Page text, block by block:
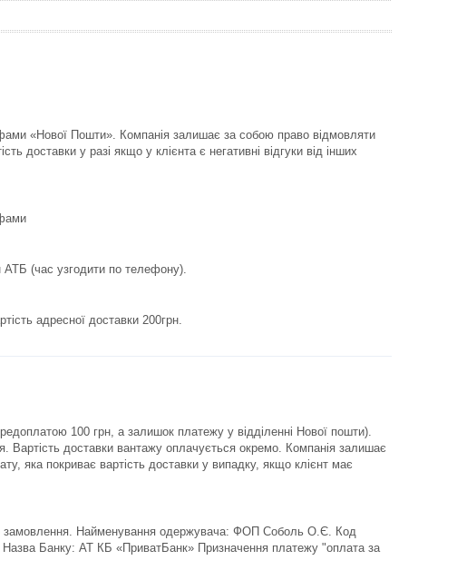
«Нової Пошти». Компанія залишає за собою право відмовляти
доставки у разі якщо у клієнта є негативні відгуки від інших
АТБ (час узгодити по телефону).
адресної доставки 200грн.
100 грн, а залишок платежу у відділенні Нової пошти).
Вартість доставки вантажу оплачується окремо. Компанія залишає
яка покриває вартість доставки у випадку, якщо клієнт має
замовлення. Найменування одержувача: ФОП Соболь О.Є. Код
Банку: АТ КБ «ПриватБанк» Призначення платежу "оплата за